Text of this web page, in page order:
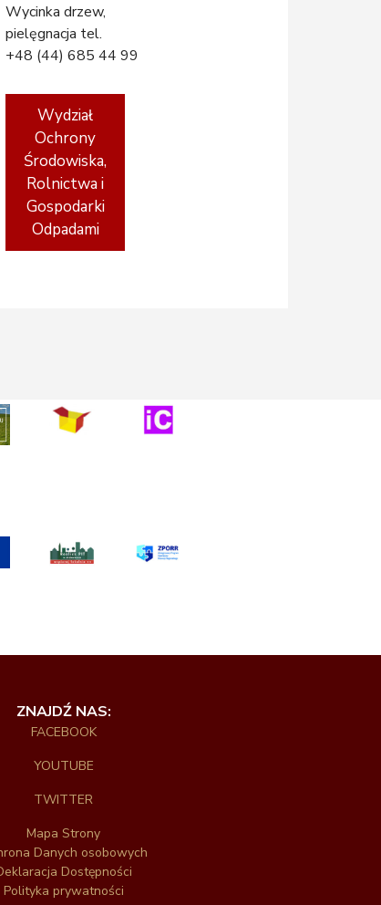
Wycinka drzew,
pielęgnacja tel.
+48 (44) 685 44 99
Wydział
Ochrony
Środowiska,
Rolnictwa i
Gospodarki
Odpadami
ZNAJDŹ NAS:
FACEBOOK
YOUTUBE
TWITTER
Mapa Strony
Danych osobowych
Dostępności
Polityka prywatności